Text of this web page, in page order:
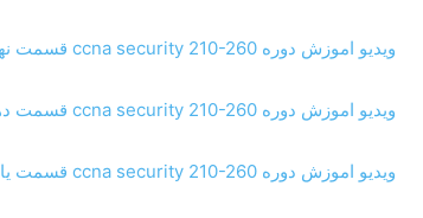
ویدیو اموزش دوره ccna security 210-260 قسمت نهم
ویدیو اموزش دوره ccna security 210-260 قسمت دهم
ویدیو اموزش دوره ccna security 210-260 قسمت یازده